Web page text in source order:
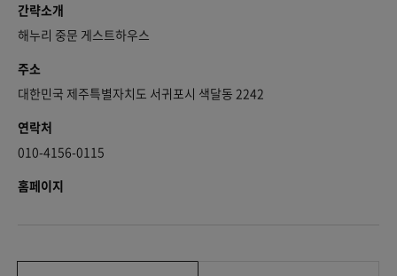
간략소개
해누리 중문 게스트하우스
주소
대한민국 제주특별자치도 서귀포시 색달동 2242
연락처
010-4156-0115
홈페이지